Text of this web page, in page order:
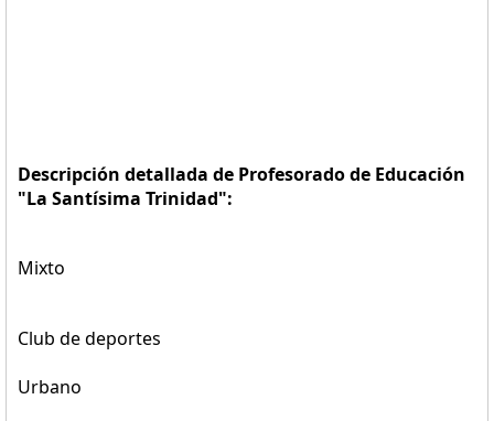
Descripción detallada de Profesorado de Educación
"La Santísima Trinidad":
Mixto
Club de deportes
Urbano